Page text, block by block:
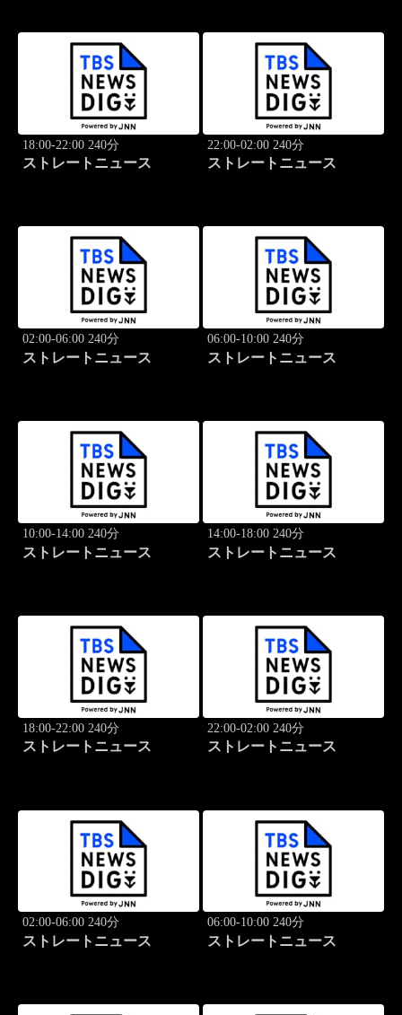
18:00-22:00 240分
ストレートニュース
22:00-02:00 240分
ストレートニュース
02:00-06:00 240分
ストレートニュース
06:00-10:00 240分
ストレートニュース
10:00-14:00 240分
ストレートニュース
14:00-18:00 240分
ストレートニュース
18:00-22:00 240分
ストレートニュース
22:00-02:00 240分
ストレートニュース
02:00-06:00 240分
ストレートニュース
06:00-10:00 240分
ストレートニュース